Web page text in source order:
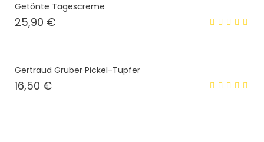
Getönte Tagescreme
25,90 €Preis
Gertraud Gruber Pickel-Tupfer
16,50 €Preis